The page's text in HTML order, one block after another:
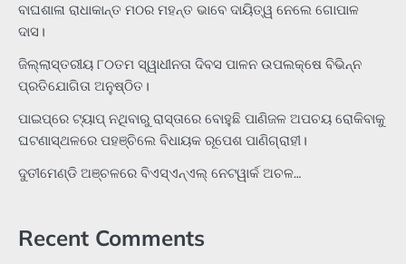
ବାଘଶାଳା ରାଧାକାନ୍ତ ମଠର ମହନ୍ତ ଭାବେ ଦାୟିତ୍ୱ ନେଲେ ଗୋପାଳ
ଦାସ।
ଜିଲ୍ଲାସ୍ତରୀୟ ୮୦ତମ ସ୍ୱାଧୀନତା ଦିବସ ପାଳନ ଉପଲକ୍ଷେ ବିଭିନ୍ନ
ପ୍ରତିଯୋଗିତା ଅନୁଷ୍ଠିତ।
ପାଇପ୍‌ରେ ଟ୍ୟାପ୍‌ ନଥିବାରୁ ରାସ୍ତାରେ ବୋହୁଛି ପାଣିଜଳ ଅପଚୟ ରୋକିବାକୁ
ଘଟଣାସ୍ଥଳରେ ପହଞ୍ଚିଲେ ବିଧାୟକ ରୂପେଶ ପାଣିଗ୍ରାହୀ।
ଦୁତୀମେଣ୍ଡି ଅଞ୍ଚଳରେ ବିଏସ୍‌ଏନ୍‌ଏଲ୍‌ ନେଟୱାର୍କ ଅଚଳ…
Recent Comments